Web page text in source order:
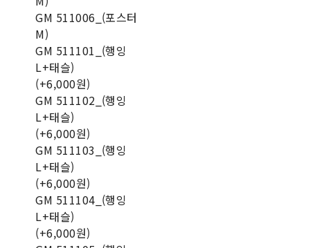
GM 511006_(포스터
M)
GM 511101_(행잉
L+태슬)
(+6,000원)
GM 511102_(행잉
L+태슬)
(+6,000원)
GM 511103_(행잉
L+태슬)
(+6,000원)
GM 511104_(행잉
L+태슬)
(+6,000원)